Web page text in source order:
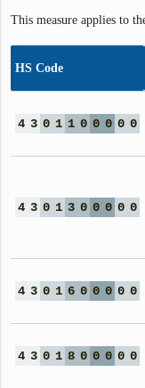
This measure applies to
HS Code
4 3 0 1 1 0 0 0 0 0
4 3 0 1 3 0 0 0 0 0
4 3 0 1 6 0 0 0 0 0
4 3 0 1 8 0 0 0 0 0